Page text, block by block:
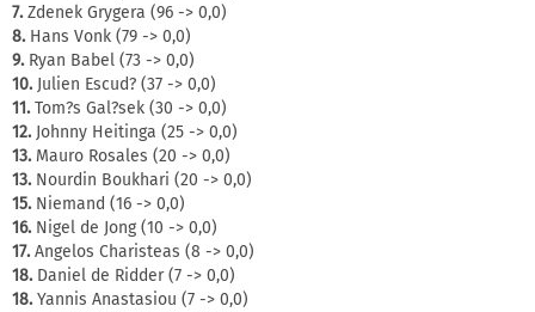
7.Zdenek Grygera (96 -> 0,0)
8.Hans Vonk (79 -> 0,0)
9.Ryan Babel (73 -> 0,0)
10.Julien Escud? (37 -> 0,0)
11.Tom?s Gal?sek (30 -> 0,0)
12.Johnny Heitinga (25 -> 0,0)
13.Mauro Rosales (20 -> 0,0)
13.Nourdin Boukhari (20 -> 0,0)
15.Niemand (16 -> 0,0)
16.Nigel de Jong (10 -> 0,0)
17.Angelos Charisteas (8 -> 0,0)
18.Daniel de Ridder (7 -> 0,0)
18.Yannis Anastasiou (7 -> 0,0)